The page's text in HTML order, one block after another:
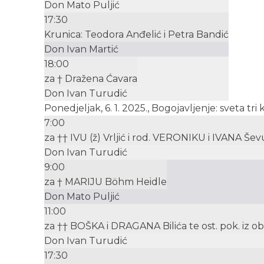
Don Mato Puljić
17:30
Krunica: Teodora Anđelić i Petra Bandić
Don Ivan Martić
18:00
za † Dražena Ćavara
Don Ivan Turudić
Ponedjeljak, 6. 1. 2025., Bogojavljenje: sveta tri
7:00
za †† IVU (ž) Vrljić i rod. VERONIKU i IVANA
Don Ivan Turudić
9:00
za † MARIJU Böhm Heidle
Don Mato Puljić
11:00
za †† BOŠKA i DRAGANA Bilića te ost. pok. iz
Don Ivan Turudić
17:30